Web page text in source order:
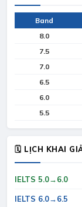
Band
8.0
7.5
7.0
6.5
6.0
5.5
🗓 LỊCH KHAI
IELTS 5.0→6.0
IELTS 6.0→6.5